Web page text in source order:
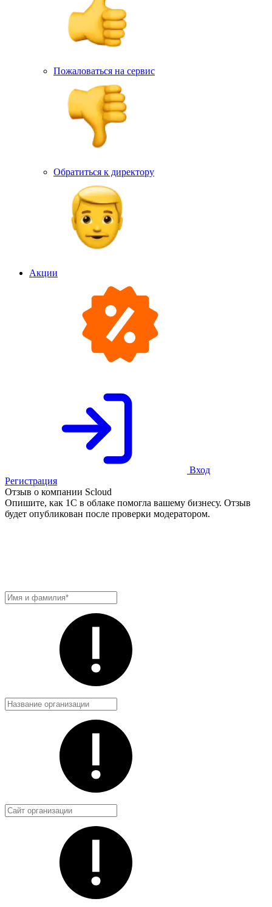
Пожаловаться на сервис
Обратиться к директору
Акции
Вход
Регистрация
Отзыв о компании Scloud
Опишите, как 1С в облаке помогла вашему бизнесу. Отзыв
будет опубликован после проверки модератором.